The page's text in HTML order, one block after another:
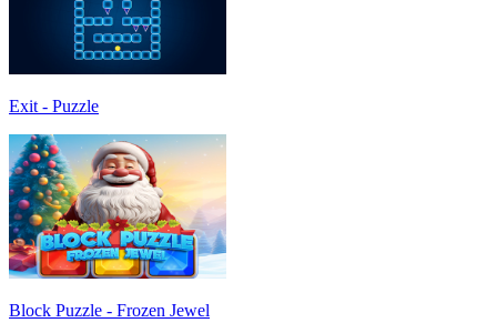
Exit - Puzzle
Block Puzzle - Frozen Jewel